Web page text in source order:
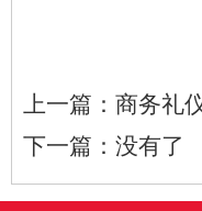
上一篇： 商务礼
下一篇： 没有了